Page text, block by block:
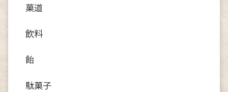
菓道
飲料
飴
駄菓子